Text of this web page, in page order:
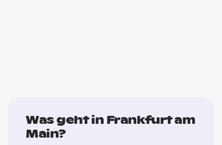
Was geht in Frankfurt am
Main?